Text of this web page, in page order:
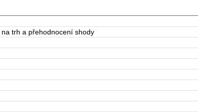
trh a přehodnocení shody